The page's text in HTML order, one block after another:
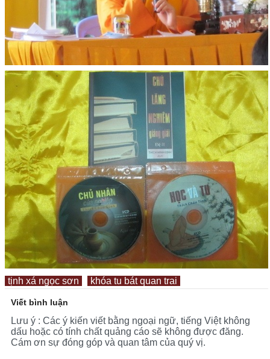
tịnh xá ngọc sơn khóa tu bát quan trai
Viết bình luận
Lưu ý : Các ý kiến viết bằng ngoại ngữ, tiếng Việt không
dấu hoặc có tính chất quảng cáo sẽ không được đăng.
Cám ơn sự đóng góp và quan tâm của quý vị.